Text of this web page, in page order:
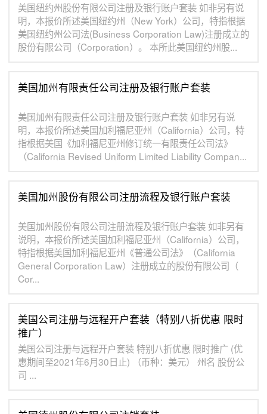
美国纽约州股份有限公司注册及银行账户套装 如非另有说
明，本报价所述美国纽约州（New York）公司，特指根据
美国纽约州公司法(Business Corporation Law)注册成立的
股份有限公司（Corporation）。 本所此美国纽约州股...
美国加州有限责任公司注册及银行账户套装
美国加州有限责任公司注册及银行账户套装 如非另有说
明，本报价所述美国加利福尼亚州（California）公司，特
指根据美国《加利福尼亚州修订统一有限责任公司法》
（California Revised Uniform Limited Liability Compan...
美国加州股份有限公司注册流程及银行账户套装
美国加州股份有限公司注册流程及银行账户套装 如非另有
说明，本报价所述美国加利福尼亚州（California）公司，
特指根据美国加利福尼亚州《普通公司法》（California
General Corporation Law）注册成立的股份有限公司（
Cor...
美国公司注册与远程开户套装（特别八折优惠 限时
推广）
美国公司注册与远程开户套装 特别八折优惠 限时推广 (优
惠期间至2021年6月30日止) （币种：美元） 州名 股份公
司 ...